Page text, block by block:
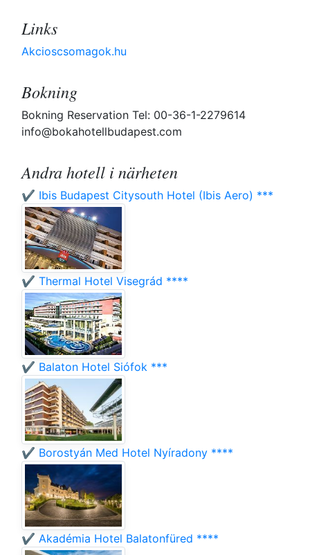
Links
Akcioscsomagok.hu
Bokning
Bokning Reservation Tel: 00-36-1-2279614
info@bokahotellbudapest.com
Andra hotell i närheten
✔️ Ibis Budapest Citysouth Hotel (Ibis Aero) ***
✔️ Thermal Hotel Visegrád ****
✔️ Balaton Hotel Siófok ***
✔️ Borostyán Med Hotel Nyíradony ****
✔️ Akadémia Hotel Balatonfüred ****